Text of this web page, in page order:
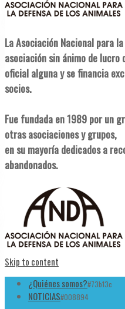
La Asociación Nacional para
asociación sin ánimo de lucro
oficial alguna y se financia
socios.
Fue fundada en 1989 por un
otras asociaciones y grupos,
en su mayoría dedicados a
abandonados.
Skip to content
¿Quiénes somos?#73b13c
NOTICIAS#008894